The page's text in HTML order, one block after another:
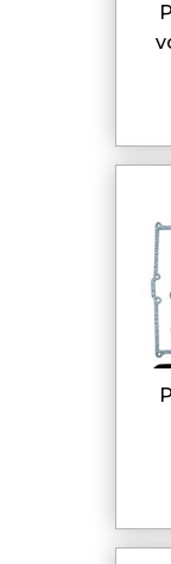
pochette rodage pour
pochette rodage pour